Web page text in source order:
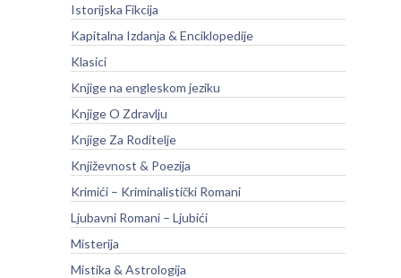
Istorijska Fikcija
Kapitalna Izdanja & Enciklopedije
Klasici
Knjige na engleskom jeziku
Knjige O Zdravlju
Knjige Za Roditelje
Književnost & Poezija
Krimići – Kriminalistički Romani
Ljubavni Romani – Ljubići
Misterija
Mistika & Astrologija